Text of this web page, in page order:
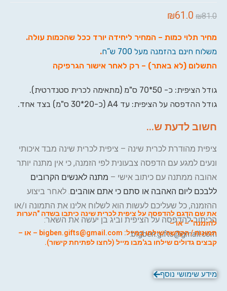
₪81.0
₪61.0
מחיר תלוי כמות – המחיר ליחידה יורד ככל שהכמות עולה.
משלוח חינם בהזמנה מעל 700 ש”ח
.
התשלום (לא באתר) – רק לאחר אישור הגרפיקה
גודל הציפית: כ- 50*70 ס"מ (מתאימה לכרית סטנדרטית).
גודל ההדפסה על הציפית: עד A4 (כ-20*30 ס"מ) בצד אחד.
חשוב לדעת ש...
ציפית מהודרת לכרית שינה – ציפית לכרית שינה מבד איכותי
ונעים למגע עם הדפסה צבעונית לפי הזמנה, כי אין מתנה יותר
אהובה ממתנה עם כיתוב אישי – מתנה לאנשים הקרובים
ללבכם ליום האהבה או סתם כי אתם אוהבים. לאחר ביצוע
ההזמנה, כל שעליכם לעשות הוא לשלוח אלינו את התמונה ו/או
הכיתוב להדפסה על הציפית וביג בן יעשה את השאר:
bigben.gifts@gmail.com.
את שם הדגם להדפסה על ציפית לכרית שינה כיתבו בשדה "הערות
להזמנה" – או –
תמונות / הקדשה שילחו במייל: bigben.gifts@gmail.com – או –
קבצים גדולים שילחו בג'מבו מייל (לחצו לפתיחת קישור).
מידע שימושי נוסף